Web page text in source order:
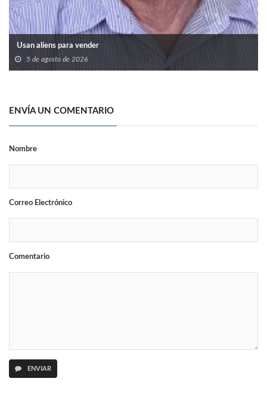
Usan aliens para vender
5 de agosto de 2026
ENVÍA UN COMENTARIO
Nombre
Correo Electrónico
Comentario
ENVIAR